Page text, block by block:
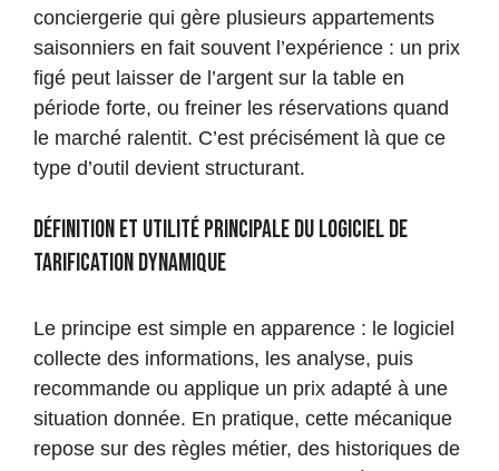
conciergerie qui gère plusieurs appartements
saisonniers en fait souvent l’expérience : un prix
figé peut laisser de l’argent sur la table en
période forte, ou freiner les réservations quand
le marché ralentit. C’est précisément là que ce
type d’outil devient structurant.
Définition et utilité principale du logiciel de
tarification dynamique
Le principe est simple en apparence : le logiciel
collecte des informations, les analyse, puis
recommande ou applique un prix adapté à une
situation donnée. En pratique, cette mécanique
repose sur des règles métier, des historiques de